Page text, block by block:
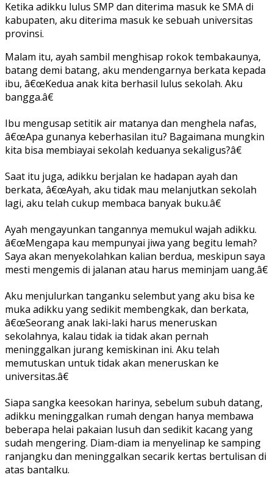
Ketika adikku lulus SMP dan diterima masuk ke SMA di
kabupaten, aku diterima masuk ke sebuah universitas
provinsi.
Malam itu, ayah sambil menghisap rokok tembakaunya,
batang demi batang, aku mendengarnya berkata kepada
ibu, â€œKedua anak kita berhasil lulus sekolah. Aku
bangga.â€
Ibu mengusap setitik air matanya dan menghela nafas,
â€œApa gunanya keberhasilan itu? Bagaimana mungkin
kita bisa membiayai sekolah keduanya sekaligus?â€
Saat itu juga, adikku berjalan ke hadapan ayah dan
berkata, â€œAyah, aku tidak mau melanjutkan sekolah
lagi, aku telah cukup membaca banyak buku.â€
Ayah mengayunkan tangannya memukul wajah adikku.
â€œMengapa kau mempunyai jiwa yang begitu lemah?
Saya akan menyekolahkan kalian berdua, meskipun saya
mesti mengemis di jalanan atau harus meminjam uang.â€
Aku menjulurkan tanganku selembut yang aku bisa ke
muka adikku yang sedikit membengkak, dan berkata,
â€œSeorang anak laki-laki harus meneruskan
sekolahnya, kalau tidak ia tidak akan pernah
meninggalkan jurang kemiskinan ini. Aku telah
memutuskan untuk tidak akan meneruskan ke
universitas.â€
Siapa sangka keesokan harinya, sebelum subuh datang,
adikku meninggalkan rumah dengan hanya membawa
beberapa helai pakaian lusuh dan sedikit kacang yang
sudah mengering. Diam-diam ia menyelinap ke samping
ranjangku dan meninggalkan secarik kertas bertulisan di
atas bantalku.